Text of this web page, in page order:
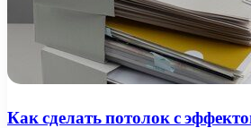
Как сделать потолок с